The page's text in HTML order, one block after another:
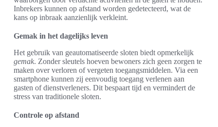
Inbrekers kunnen op afstand worden gedetecteerd, wat de
kans op inbraak aanzienlijk verkleint.
Gemak in het dagelijks leven
Het gebruik van geautomatiseerde sloten biedt opmerkelijk
gemak. Zonder sleutels hoeven bewoners zich geen zorgen te
maken over verloren of vergeten toegangsmiddelen. Via een
smartphone kunnen zij eenvoudig toegang verlenen aan
gasten of dienstverleners. Dit bespaart tijd en vermindert de
stress van traditionele sloten.
Controle op afstand